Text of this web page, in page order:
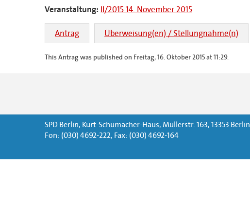
Veranstaltung: II/2015 14. November 2015
Antrag Überweisung(en) / Stellungnahme(n)
This Antrag was published on Freitag, 16. Oktober 2015 at 11:29.
SPD Berlin, Kurt-Schumacher-Haus, Müllerstr. 163, 13353 Berlin
Fon: (030) 4692-222, Fax: (030) 4692-164